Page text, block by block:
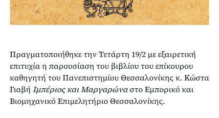
Πραγματοποιήθηκε την Τετάρτη 19/2 με εξαιρετική
επιτυχία η παρουσίαση του βιβλίου του επίκουρου
καθηγητή του Πανεπιστημίου Θεσσαλονίκης κ. Κώστα
Γιαβή Ιμπέριος και Μαργαρώναστο Εμπορικό και
Βιομηχανικό Επιμελητήριο Θεσσαλονίκης.